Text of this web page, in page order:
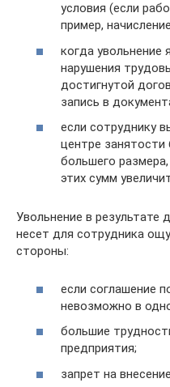
условия (если
пример,
когда увольнение
нарушения
достигнутой
запись в
если сотруднику
центре занятости
большего
этих сумм
Увольнение в результате
несет для сотрудника
стороны:
если соглашение
невозможно в
большие
предприятия;
запрет на